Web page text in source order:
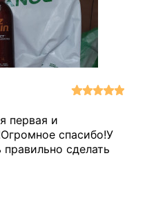
первая и
спасибо!У
сделать
Валентина,Анна
знаю их
ждать вторую